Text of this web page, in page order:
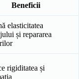
Beneficii
elasticitatea
și repararea
rigiditatea și